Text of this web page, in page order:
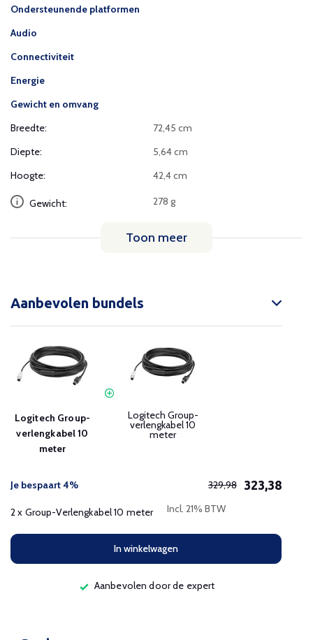
Ondersteunende platformen
Audio
Connectiviteit
Energie
Gewicht en omvang
Breedte:
72,45 cm
Diepte:
5,64 cm
Hoogte:
42,4 cm
Gewicht: 278 g
Toon meer
Aanbevolen bundels
Logitech Group-
verlengkabel 10
meter
Logitech Group-
verlengkabel 10
meter
Je bespaart 4% 329,98 323,38
2 x Group-Verlengkabel 10 meter Incl. 21% BTW
In winkelwagen
Aanbevolen door de expert